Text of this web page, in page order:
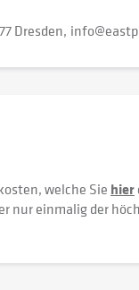
Dresden
welche Sie hier
nur einmalig der